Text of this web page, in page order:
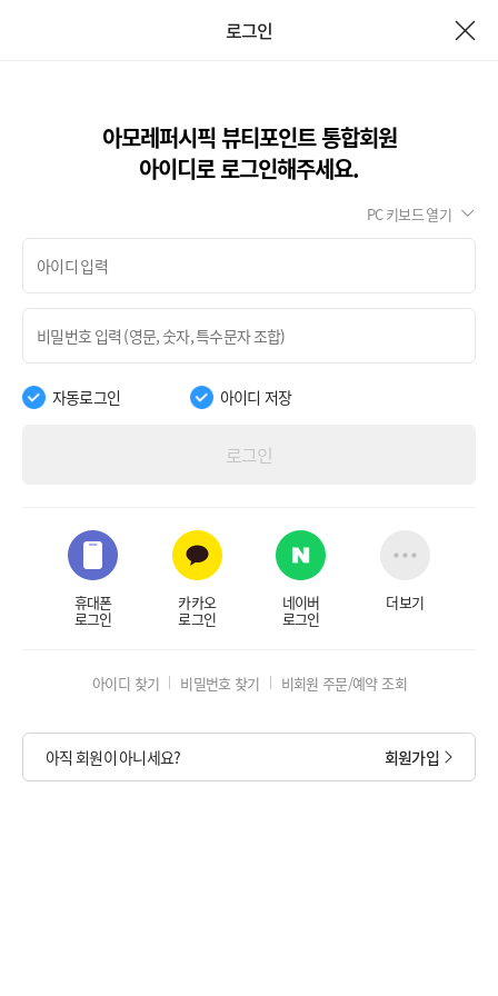
로그인
아모레퍼시픽 뷰티포인트 통합회원
아이디로 로그인해주세요.
PC 키보드 열기
자동로그인 아이디 저장
로그인
휴대폰
로그인
카카오
로그인
네이버
로그인
더보기
아이디 찾기 비밀번호 찾기 비회원 주문/예약 조회
아직 회원이 아니세요? 회원가입